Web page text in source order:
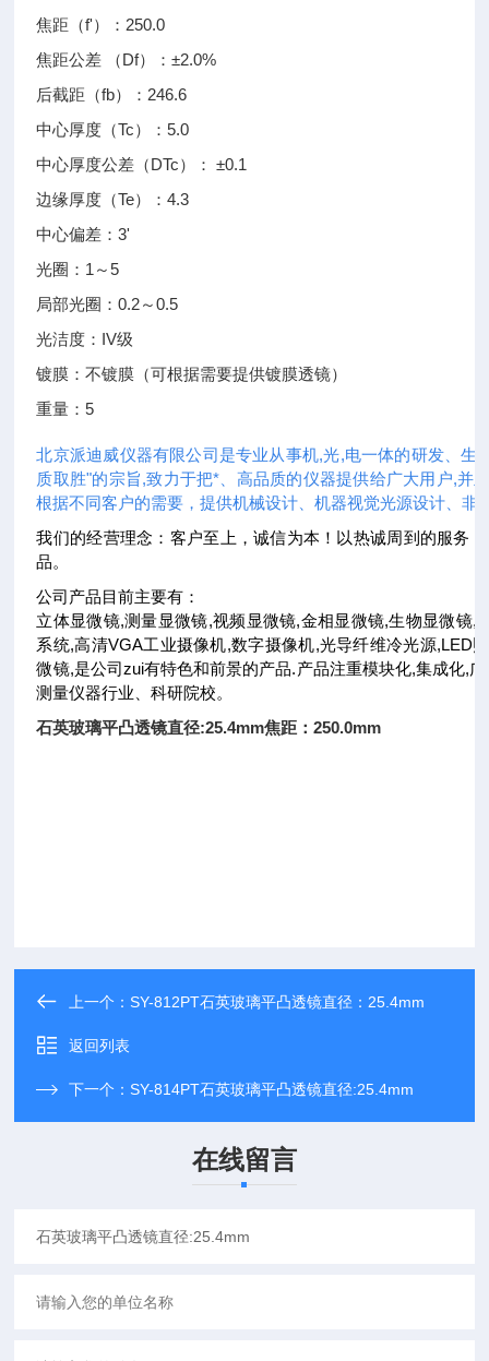
焦距（f'）：250.0
焦距公差 （Df）：±2.0%
后截距（fb）：246.6
中心厚度（Tc）：5.0
中心厚度公差（DTc）： ±0.1
边缘厚度（Te）：4.3
中心偏差：3'
光圈：1～5
局部光圈：0.2～0.5
光洁度：IV级
镀膜：不镀膜（可根据需要提供镀膜透镜）
重量：5
北京派迪威仪器有限公司是专业从事机,光,电一体的研发、生
质取胜"的宗旨,致力于把*、高品质的仪器提供给广大用户,并
根据不同客户的需要，提供机械设计、机器视觉光源设计、非
我们的经营理念：客户至上，诚信为本！以热诚周到的服务
品。
公司产品目前主要有：
立体显微镜,测量显微镜,视频显微镜,金相显微镜,生物显微镜,
系统,高清VGA工业摄像机,数字摄像机,光导纤维冷光源,LED
微镜,是公司zui有特色和前景的产品.产品注重模块化,集成化,
测量仪器行业、科研院校。
石英玻璃平凸透镜直径:25.4mm焦距：250.0mm
上一个：SY-812PT石英玻璃平凸透镜直径：25.4mm
返回列表
下一个：SY-814PT石英玻璃平凸透镜直径:25.4mm
在线留言